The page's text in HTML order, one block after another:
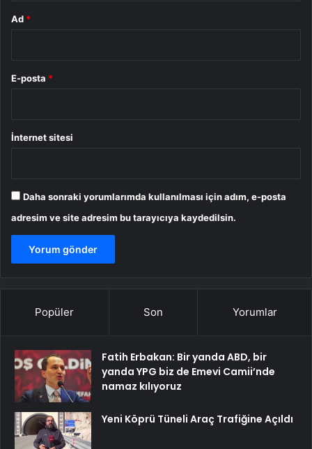
Ad *
E-posta *
İnternet sitesi
Daha sonraki yorumlarımda kullanılması için adım, e-posta
adresim ve site adresim bu tarayıcıya kaydedilsin.
Popüler Son Yorumlar
Fatih Erbakan: Bir yanda ABD, bir
yanda YPG biz de Emevi Camii’nde
namaz kılıyoruz
Yeni Köprü Tüneli Araç Trafiğine Açıldı